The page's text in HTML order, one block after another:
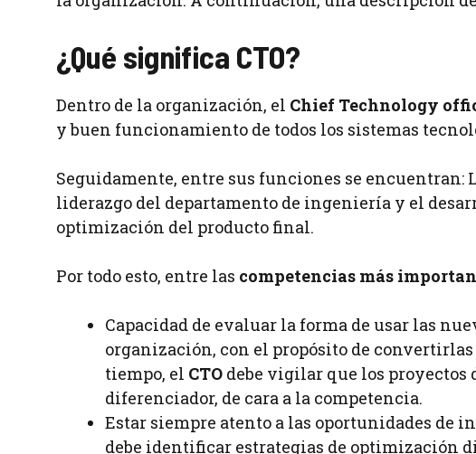
¿Qué significa CTO?
Dentro de la organización, el Chief Technology
y buen funcionamiento de todos los sistemas
Seguidamente, entre sus funciones se
liderazgo del departamento de ingeniería y el
optimización del producto final.
Por todo esto, entre las competencias más
Capacidad de evaluar la forma de usar las
organización, con el propósito de
tiempo, el CTO debe vigilar que los
diferenciador, de cara a la competencia.
Estar siempre atento a las oportunidades de
debe identificar estrategias de optimización